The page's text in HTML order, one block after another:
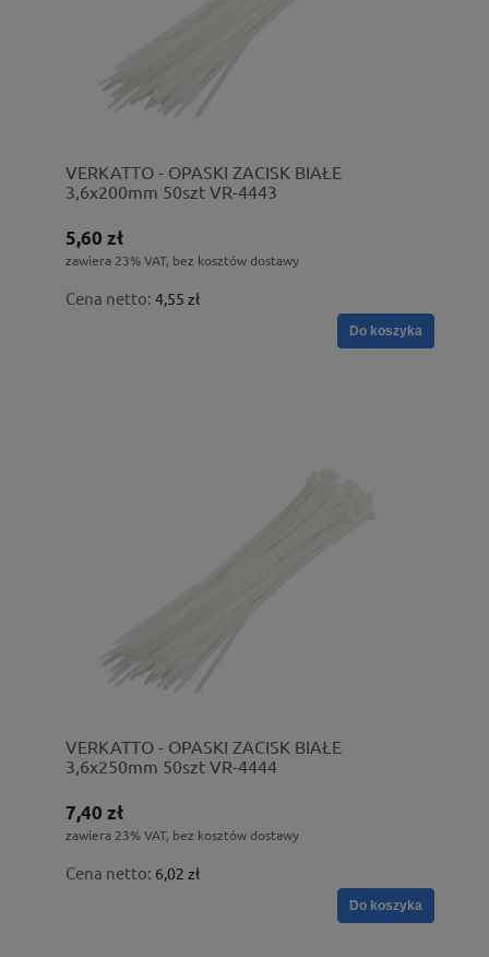
VERKATTO - OPASKI ZACISK BIAŁE
3,6x200mm 50szt VR-4443
5,60 zł
zawiera 23% VAT, bez kosztów dostawy
Cena netto: 4,55 zł
Do koszyka
VERKATTO - OPASKI ZACISK BIAŁE
3,6x250mm 50szt VR-4444
7,40 zł
zawiera 23% VAT, bez kosztów dostawy
Cena netto: 6,02 zł
Do koszyka